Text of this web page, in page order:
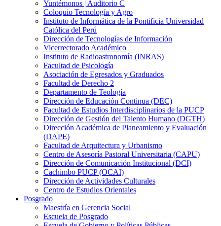
Yuntémonos | Auditorio C
Coloquio Tecnología y Agro
Instituto de Informática de la Pontificia Universidad
Católica del Perú
Dirección de Tecnologías de Información
Vicerrectorado Académico
Instituto de Radioastronomía (INRAS)
Facultad de Psicología
Asociación de Egresados y Graduados
Facultad de Derecho 2
Departamento de Teología
Dirección de Educación Continua (DEC)
Facultad de Estudios Interdisciplinarios de la PUCP
Dirección de Gestión del Talento Humano (DGTH)
Dirección Académica de Planeamiento y Evaluación
(DAPE)
Facultad de Arquitectura y Urbanismo
Centro de Asesoría Pastoral Universitaria (CAPU)
Dirección de Comunicación Institucional (DCI)
Cachimbo PUCP (OCAI)
Dirección de Actividades Culturales
Centro de Estudios Orientales
Posgrado
Maestría en Gerencia Social
Escuela de Posgrado